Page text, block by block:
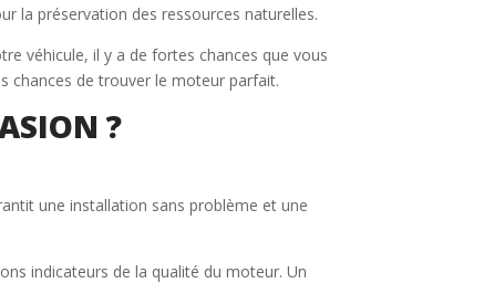
la préservation des ressources naturelles.
véhicule, il y a de fortes chances que vous
chances de trouver le moteur parfait.
?
une installation sans problème et une
indicateurs de la qualité du moteur. Un